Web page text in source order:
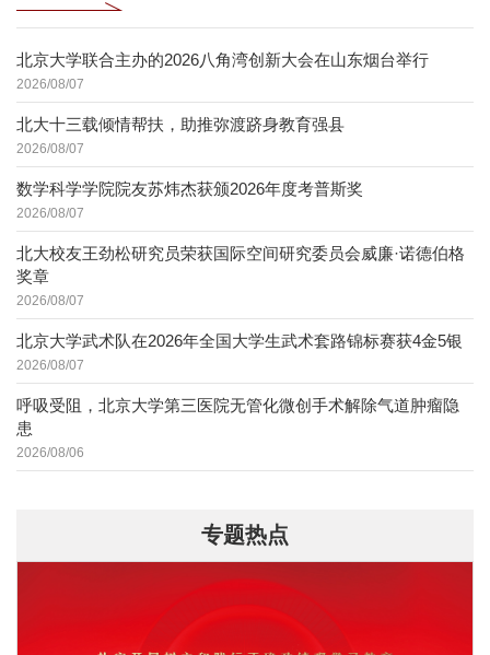
北京大学联合主办的2026八角湾创新大会在山东烟台举行
2026/08/07
北大十三载倾情帮扶，助推弥渡跻身教育强县
2026/08/07
数学科学学院院友苏炜杰获颁2026年度考普斯奖
2026/08/07
北大校友王劲松研究员荣获国际空间研究委员会威廉·诺德伯格
奖章
2026/08/07
北京大学武术队在2026年全国大学生武术套路锦标赛获4金5银
2026/08/07
呼吸受阻，北京大学第三医院无管化微创手术解除气道肿瘤隐
患
2026/08/06
专题热点